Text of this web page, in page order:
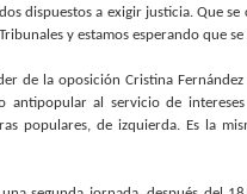
dispuestos a exigir justicia. Que
y estamos esperando que se
de la oposición Cristina
al servicio de
populares, de izquierda. Es la